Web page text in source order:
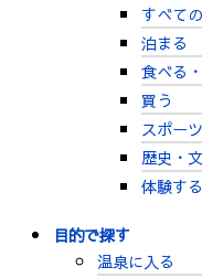
すべて
泊まる
食べる
買う
スポー
歴史・
体験する
目的で探す
温泉に入る